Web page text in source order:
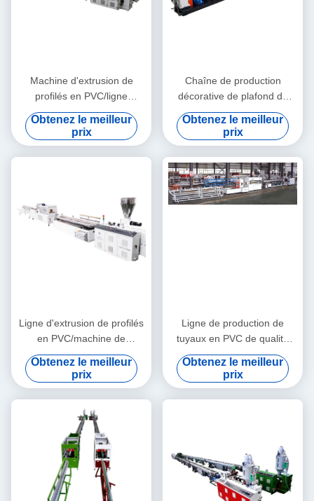
Machine d'extrusion de
profilés en PVC/ligne
d'extrusion de profilés en
PVC
Obtenez le meilleur
prix
Chaîne de production
décorative de plafond de
machine d'extrusion de profil
de WPC/WPC
Obtenez le meilleur
prix
Ligne d'extrusion de profilés
en PVC/machine de
fabrication de profilés en
PVC
Obtenez le meilleur
prix
Ligne de production de
tuyaux en PVC de qualité
stable 3''- 4' avec
extrudeuse à double vis
conique HYZS65/132
Obtenez le meilleur
prix